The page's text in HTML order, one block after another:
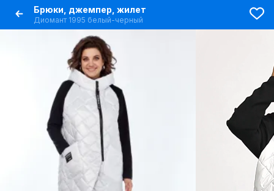
Брюки, джемпер, жилет
Диомант 1995 белый-черный